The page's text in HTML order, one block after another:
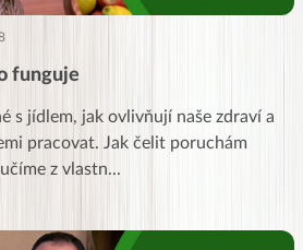
funguje
s jídlem, jak ovlivňují naše zdraví a
pracovat. Jak čelit poruchám
z vlastn...